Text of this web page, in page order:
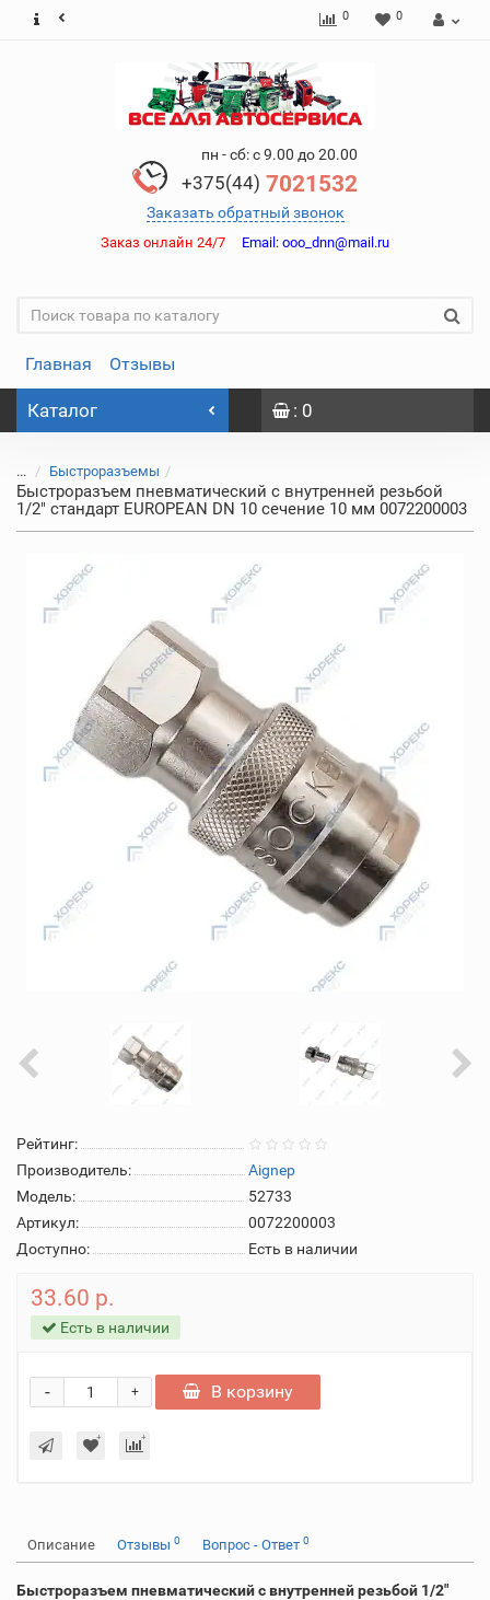
0 0
пн - сб: с 9.00 до 20.00
+375(44) 7021532
Заказать обратный звонок
Заказ онлайн 24/7 Email: ooo_dnn@mail.ru
Главная Отзывы
Каталог : 0
... Быстроразъемы
Быстроразъем пневматический с внутренней резьбой
1/2" стандарт EUROPEAN DN 10 сечение 10 мм 0072200003
Рейтинг:
Производитель:
Aignep
Модель:
52733
Артикул:
0072200003
Доступно:
Есть в наличии
33.60 р.
Есть в наличии
+
- В корзину
Описание Отзывы 0 Вопрос - Ответ 0
Быстроразъем пневматический с внутренней резьбой 1/2"